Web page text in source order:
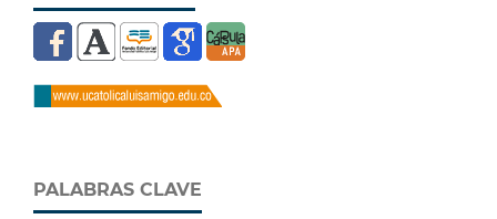
PALABRAS CLAVE